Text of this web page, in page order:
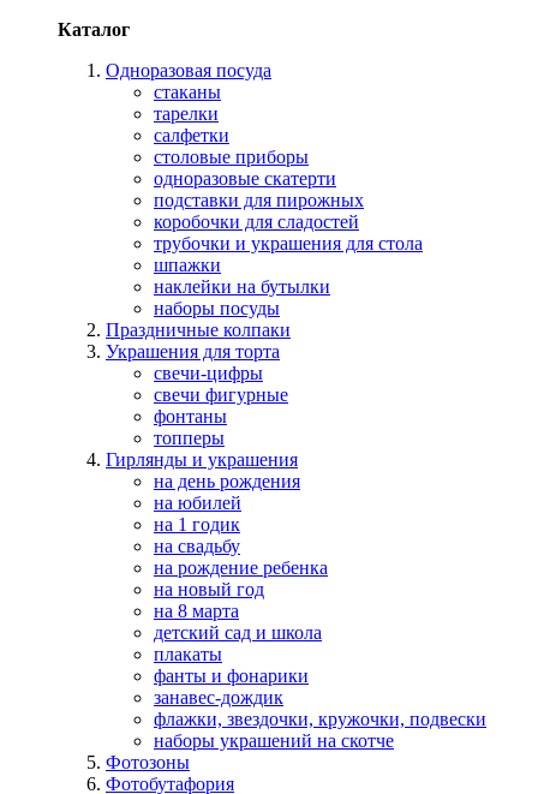
Каталог
Одноразовая посуда
стаканы
тарелки
салфетки
столовые приборы
одноразовые скатерти
подставки для пирожных
коробочки для сладостей
трубочки и украшения для стола
шпажки
наклейки на бутылки
наборы посуды
Праздничные колпаки
Украшения для торта
свечи-цифры
свечи фигурные
фонтаны
топперы
Гирлянды и украшения
на день рождения
на юбилей
на 1 годик
на свадьбу
на рождение ребенка
на новый год
на 8 марта
детский сад и школа
плакаты
фанты и фонарики
занавес-дождик
флажки, звездочки, кружочки, подвески
наборы украшений на скотче
Фотозоны
Фотобутафория